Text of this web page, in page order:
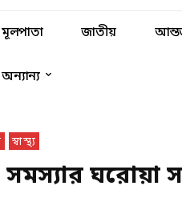
মূলপাতা জাতীয়
অন্যান্য
স্বাস্থ্য
ঘরোয়া